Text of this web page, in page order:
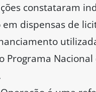
constataram
dispensas de
Programa